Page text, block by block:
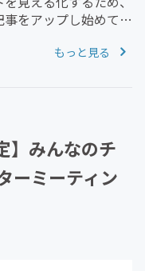
をアップし始めてく
い関係人口を増やそ
もっと見る
】みんなのチ
ーミーティン